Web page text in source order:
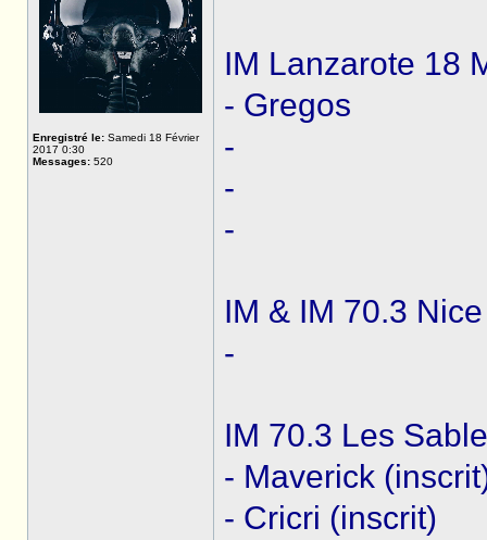
Enregistré le: Samedi 18 Février
2017 0:30
Messages: 520
IM Lanzarote 18
- Gregos
-
-
-
IM & IM 70.3
-
IM 70.3 Les
- Maverick
- Cricri (inscrit)